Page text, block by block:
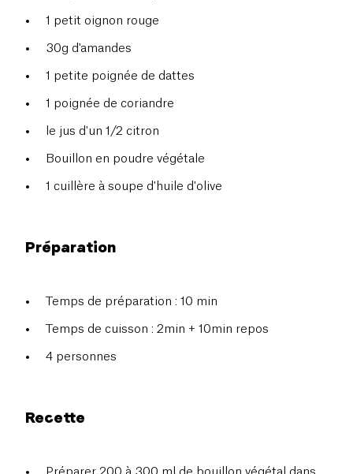
1 petit oignon rouge
30g d'amandes
1 petite poignée de dattes
1 poignée de coriandre
le jus d'un 1/2 citron
Bouillon en poudre végétale
1 cuillère à soupe d'huile d'olive
Préparation
Temps de préparation : 10 min
Temps de cuisson : 2min + 10min repos
4 personnes
Recette
Préparer 200 à 300 ml de bouillon végétal dans